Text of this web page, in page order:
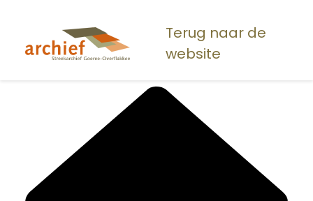
naar
Terug naar de
website